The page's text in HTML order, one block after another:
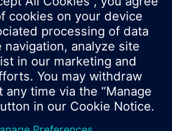
Ltd. 2020